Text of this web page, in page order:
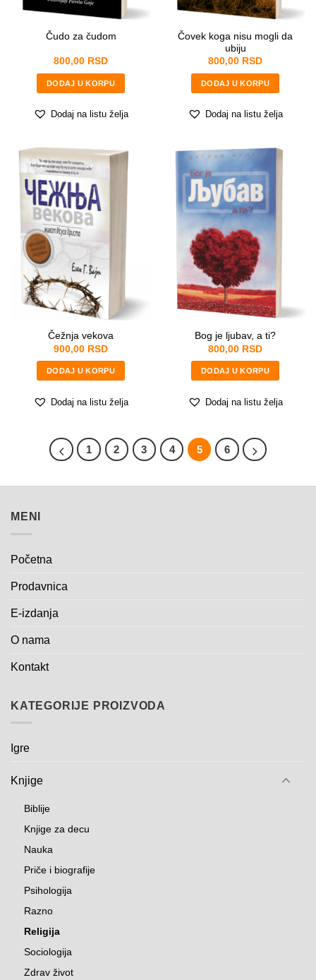
Čudo za čudom
800,00 RSD
DODAJ U KORPU
Dodaj na listu želja
Čovek koga nisu mogli da
ubiju
800,00 RSD
DODAJ U KORPU
Dodaj na listu želja
Čežnja vekova
900,00 RSD
DODAJ U KORPU
Dodaj na listu želja
Bog je ljubav, a ti?
800,00 RSD
DODAJ U KORPU
Dodaj na listu želja
1 2 3 4 5 6
MENI
Početna
Prodavnica
E-izdanja
O nama
Kontakt
KATEGORIJE PROIZVODA
Igre
Knjige
Biblije
Knjige za decu
Nauka
Priče i biografije
Psihologija
Razno
Religija
Sociologija
Zdrav život